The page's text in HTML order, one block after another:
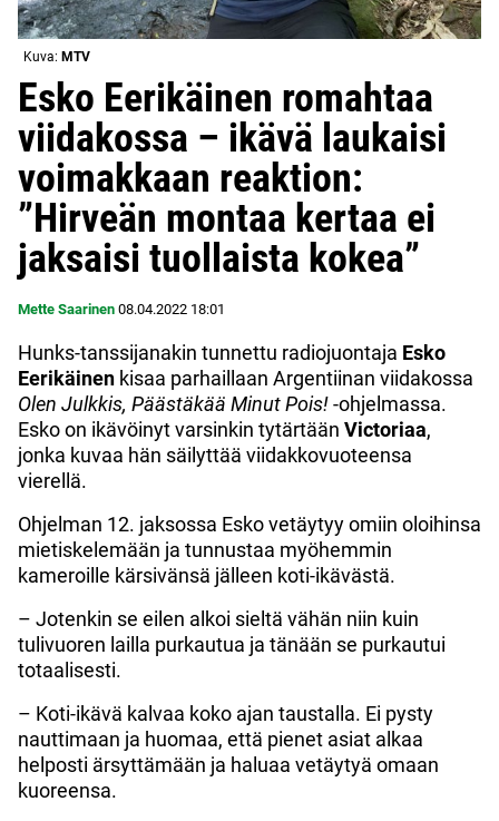
Kuva: MTV
Esko Eerikäinen romahtaa
viidakossa – ikävä laukaisi
voimakkaan reaktion:
”Hirveän montaa kertaa ei
jaksaisi tuollaista kokea”
Mette Saarinen 08.04.2022 18:01
Hunks-tanssijanakin tunnettu radiojuontaja Esko
Eerikäinen kisaa parhaillaan Argentiinan viidakossa
Olen Julkkis, Päästäkää Minut Pois!-ohjelmassa.
Esko on ikävöinyt varsinkin tytärtään Victoriaa,
jonka kuvaa hän säilyttää viidakkovuoteensa
vierellä.
Ohjelman 12. jaksossa Esko vetäytyy omiin oloihinsa
mietiskelemään ja tunnustaa myöhemmin
kameroille kärsivänsä jälleen koti-ikävästä.
– Jotenkin se eilen alkoi sieltä vähän niin kuin
tulivuoren lailla purkautua ja tänään se purkautui
totaalisesti.
– Koti-ikävä kalvaa koko ajan taustalla. Ei pysty
nauttimaan ja huomaa, että pienet asiat alkaa
helposti ärsyttämään ja haluaa vetäytyä omaan
kuoreensa.